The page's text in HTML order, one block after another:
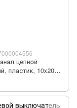
цепной
пластик, 10x20мм